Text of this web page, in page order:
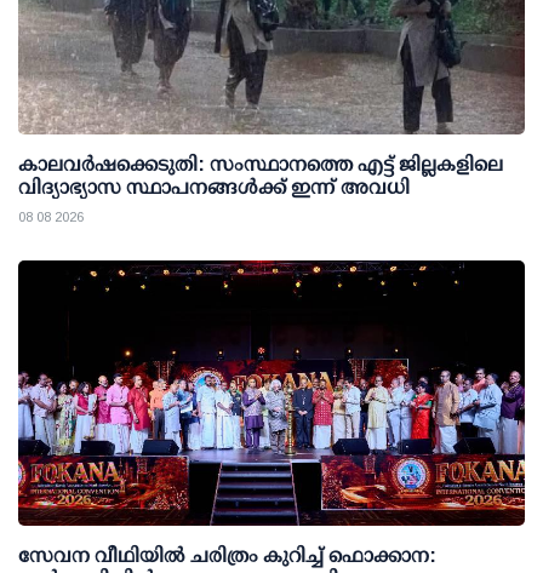
കാലവര്‍ഷക്കെടുതി: സംസ്ഥാനത്തെ എട്ട് ജില്ലകളിലെ
വിദ്യാഭ്യാസ സ്ഥാപനങ്ങള്‍ക്ക് ഇന്ന് അവധി
08 08 2026
സേവന വീഥിയില്‍ ചരിത്രം കുറിച്ച് ഫൊക്കാന: